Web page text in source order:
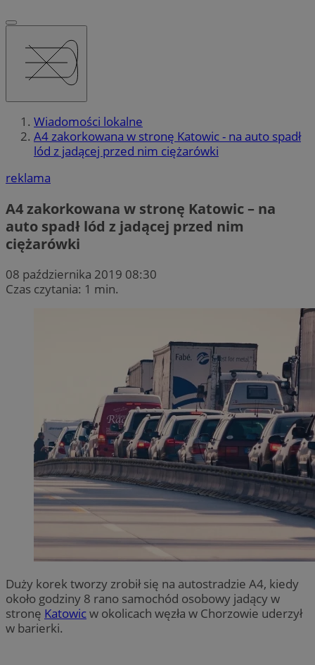
Wiadomości lokalne
A4 zakorkowana w stronę Katowic - na auto spadł
lód z jadącej przed nim ciężarówki
reklama
A4 zakorkowana w stronę Katowic – na
auto spadł lód z jadącej przed nim
ciężarówki
08 października 2019 08:30
Czas czytania: 1 min.
Duży korek tworzy zrobił się na autostradzie A4, kiedy
około godziny 8 rano samochód osobowy jadący w
stronę Katowicw okolicach węzła w Chorzowie uderzył
w barierki.